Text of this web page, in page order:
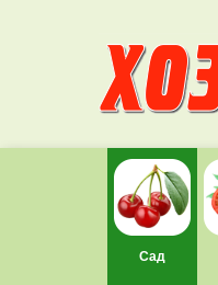
Сад